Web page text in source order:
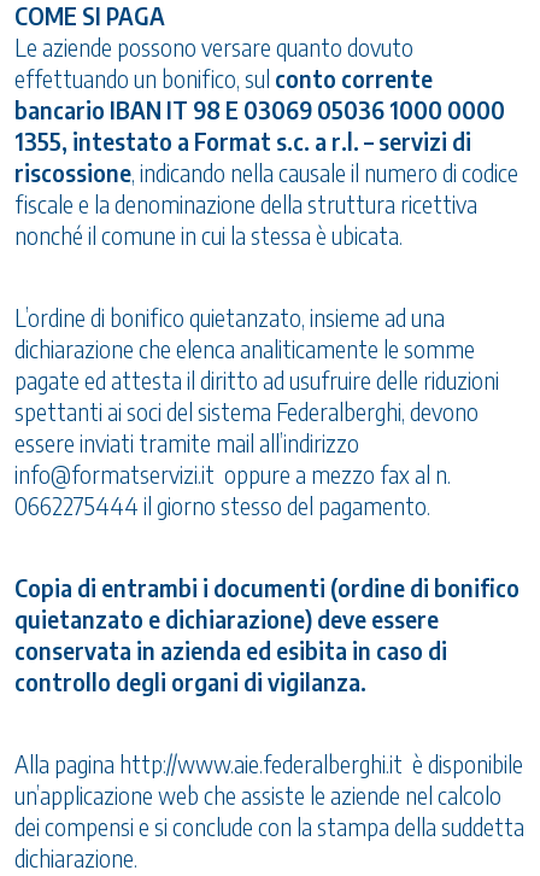
COME SI PAGA
Le aziende possono versare quanto dovuto
effettuando un bonifico, sul conto corrente
bancario IBAN IT 98 E 03069 05036 1000 0000
1355, intestato a Format s.c. a r.l. – servizi di
riscossione, indicando nella causale il numero di codice
fiscale e la denominazione della struttura ricettiva
nonché il comune in cui la stessa è ubicata.
L’ordine di bonifico quietanzato, insieme ad una
dichiarazione che elenca analiticamente le somme
pagate ed attesta il diritto ad usufruire delle riduzioni
spettanti ai soci del sistema Federalberghi, devono
essere inviati tramite mail all’indirizzo
info@formatservizi.it oppure a mezzo fax al n.
0662275444 il giorno stesso del pagamento.
Copia di entrambi i documenti (ordine di bonifico
quietanzato e dichiarazione) deve essere
conservata in azienda ed esibita in caso di
controllo degli organi di vigilanza.
Alla pagina http://www.aie.federalberghi.it è disponibile
un’applicazione web che assiste le aziende nel calcolo
dei compensi e si conclude con la stampa della suddetta
dichiarazione.